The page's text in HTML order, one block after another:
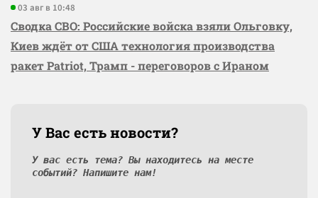
03 авг в 10:48
Сводка СВО: Российские войска взяли Ольговку,
Киев ждёт от США технология производства
ракет Patriot, Трамп - переговоров с Ираном
У Вас есть новости?
У вас есть тема? Вы находитесь на месте
событий? Напишите нам!